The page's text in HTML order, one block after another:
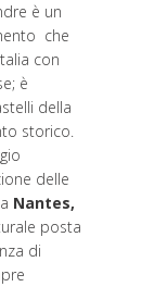
è un
che
con
è
della
storico.
delle
Nantes,
posta
di